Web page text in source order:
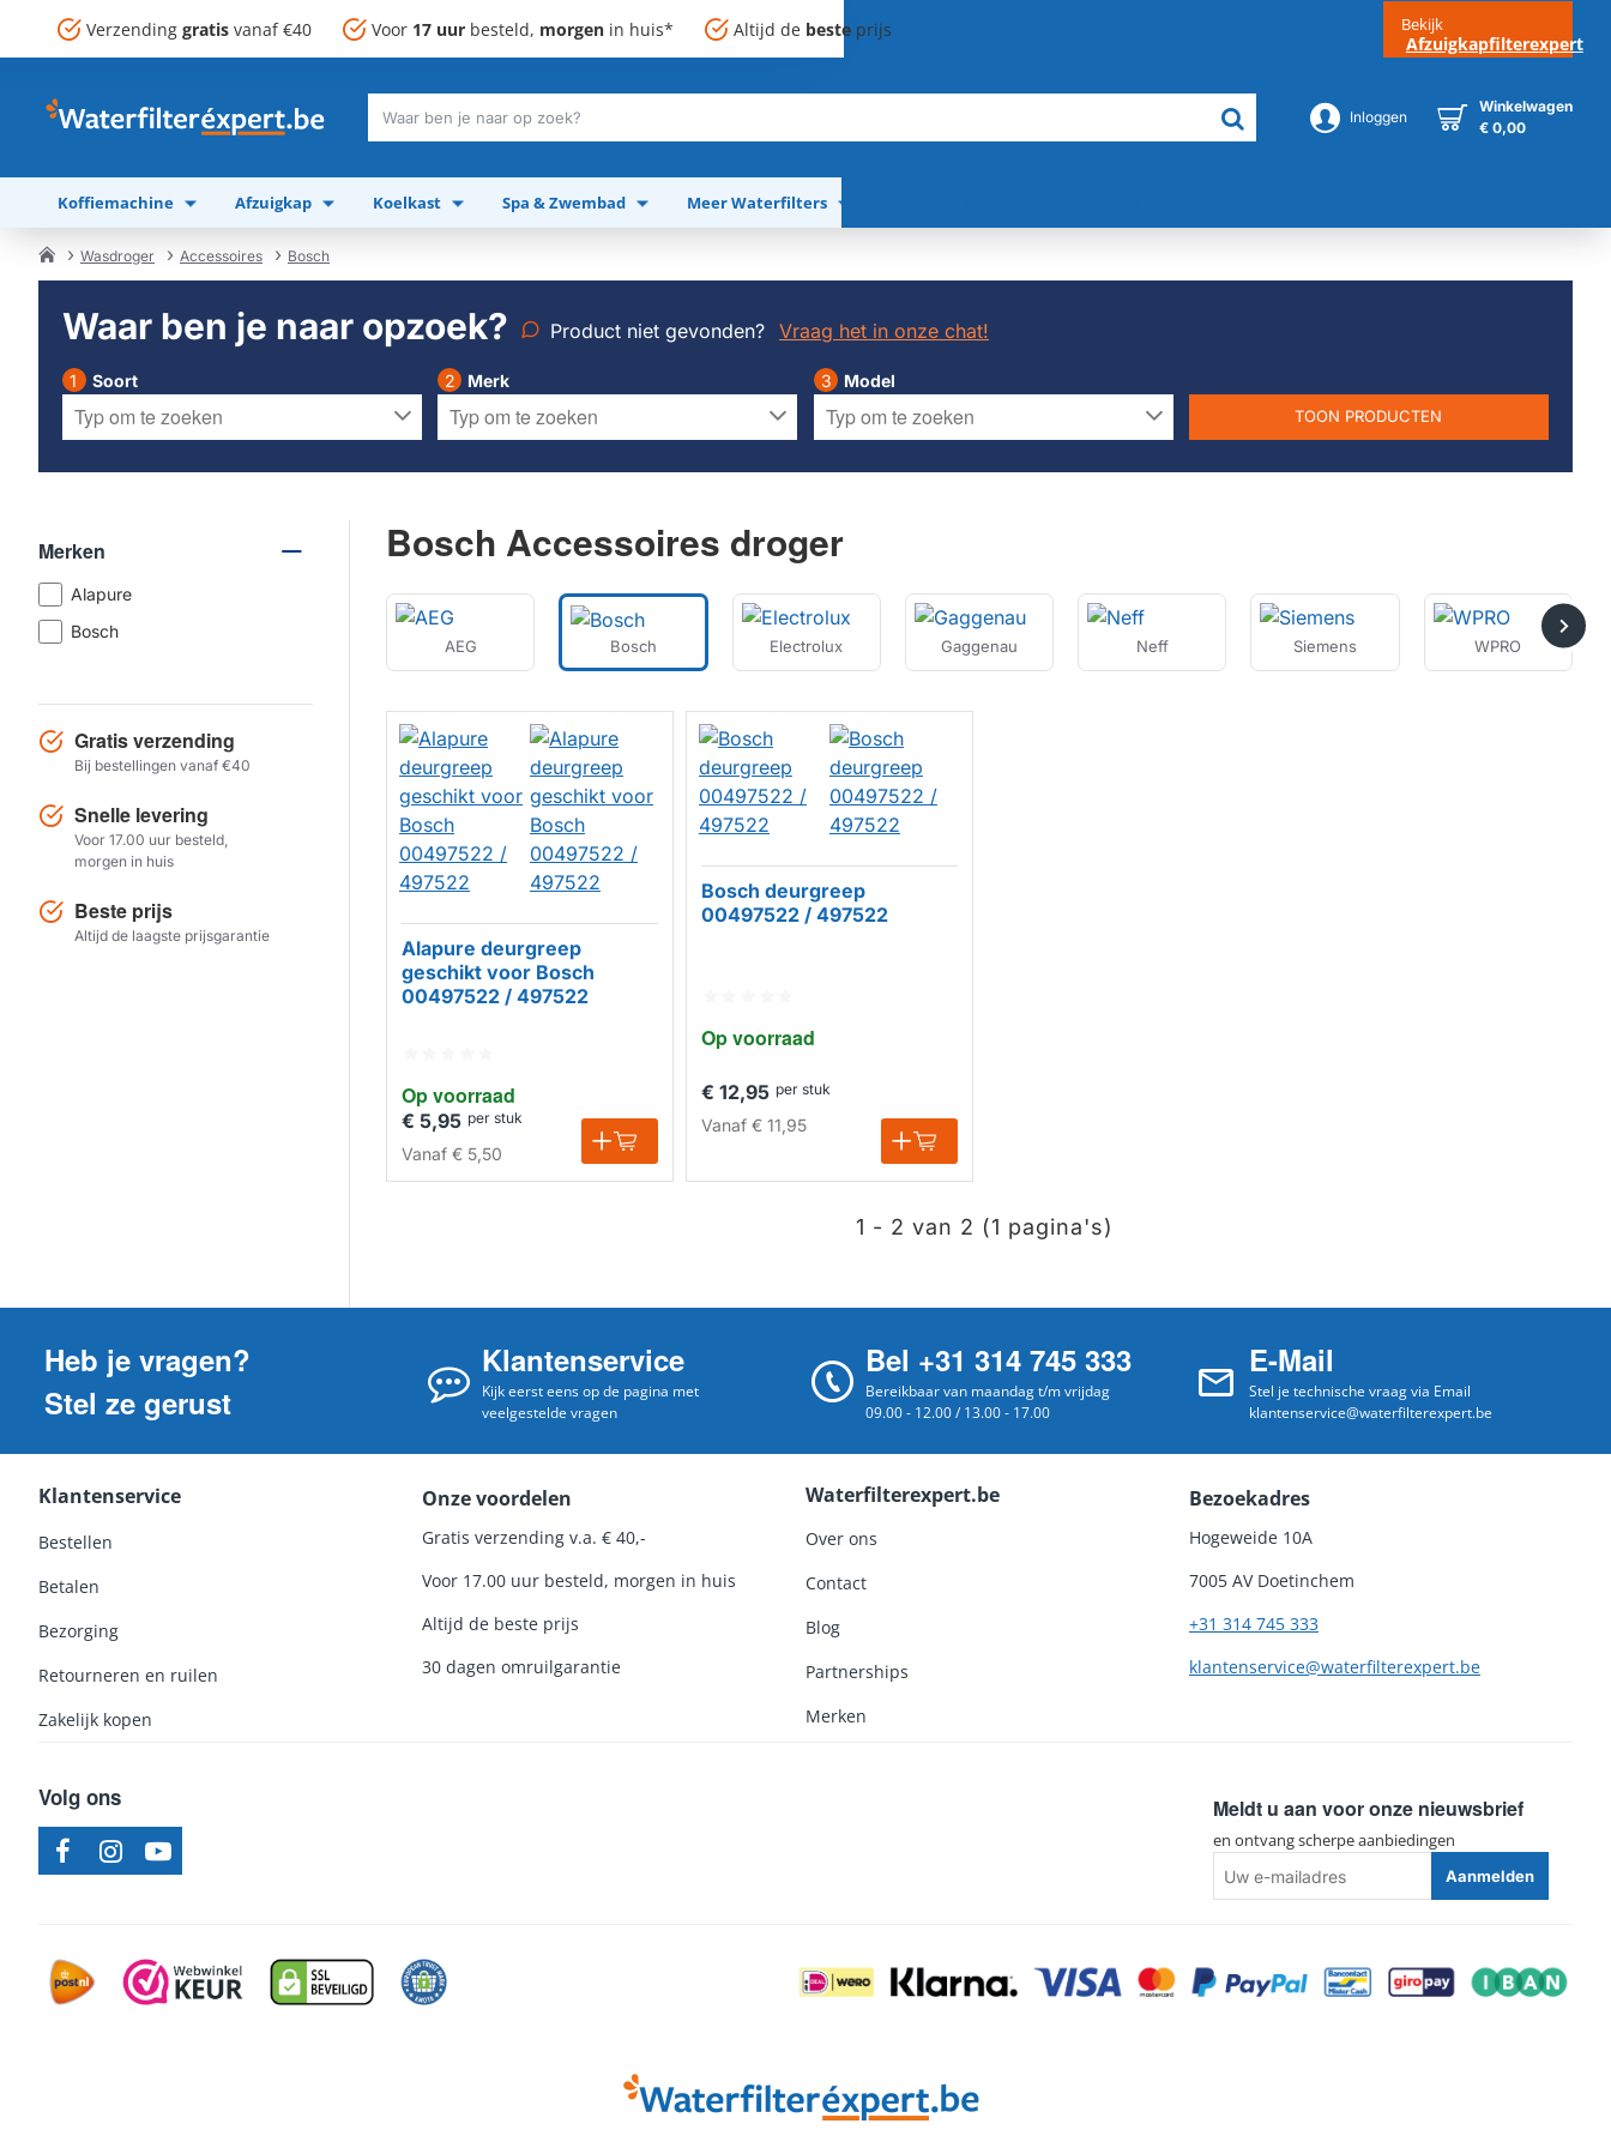
Verzending gratis vanaf €40 Voor 17 uur besteld, morgen in huis* Altijd de beste prijs Bekijk
Afzuigkapfilterexpert
Waar
je
naar
op
Inloggen
Winkelwagen
€ 0,00
Koffiemachine Afzuigkap Koelkast Spa & Zwembad Meer Waterfilters
Wasdroger Accessoires Bosch
Waar ben je naar opzoek? Product niet gevonden? Vraag het in onze chat!
Soort Merk Model
TOON PRODUCTEN
Merken
Alapure
Bosch
Gratis verzending
Bij bestellingen vanaf €40
Snelle levering
Voor 17.00 uur besteld,
morgen in huis
Beste prijs
Altijd de laagste prijsgarantie
Bosch Accessoires droger
AEG Bosch Electrolux Gaggenau Neff Siemens WPRO
Op voorraad
Alapure deurgreep
geschikt voor Bosch
00497522 / 497522
€ 5,95 per stuk
Vanaf € 5,50
Op voorraad
Bosch deurgreep
00497522 / 497522
€ 12,95 per stuk
Vanaf€ 11,95
1 - 2 van 2 (1 pagina's)
Heb je vragen?
Stel ze gerust
Klantenservice
Kijk eerst eens op de pagina met
veelgestelde vragen
Bel +31 314 745 333
Bereikbaar van maandag t/m vrijdag
09.00 - 12.00 / 13.00 - 17.00
E-Mail
Stel je technische vraag via Email
klantenservice@waterfilterexpert.be
Klantenservice
Bestellen
Betalen
Bezorging
Retourneren en ruilen
Zakelijk kopen
Onze voordelen
Gratis verzending v.a. € 40,-
Voor 17.00 uur besteld, morgen in huis
Altijd de beste prijs
30 dagen omruilgarantie
Waterfilterexpert.be
Over ons
Contact
Blog
Partnerships
Merken
Bezoekadres
Hogeweide 10A
7005 AV Doetinchem
+31 314 745 333
klantenservice@waterfilterexpert.be
Volg ons Meldt u aan voor onze nieuwsbrief
en ontvang scherpe aanbiedingen
e-
Aanmelden